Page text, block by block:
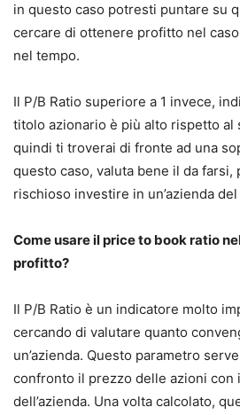
in questo caso potresti puntare su
cercare di ottenere profitto nel
nel tempo.
Il P/B Ratio superiore a 1 invece,
titolo azionario è più alto rispetto al
quindi ti troverai di fronte ad una
questo caso, valuta bene il da farsi,
rischioso investire in un’azienda
Come usare il price to book ratio
profitto?
Il P/B Ratio è un indicatore molto
cercando di valutare quanto
un’azienda. Questo parametro
confronto il prezzo delle azioni con
dell’azienda. Una volta calcolato,